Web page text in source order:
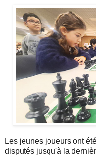
Les jeunes joueurs ont
disputés jusqu'à la